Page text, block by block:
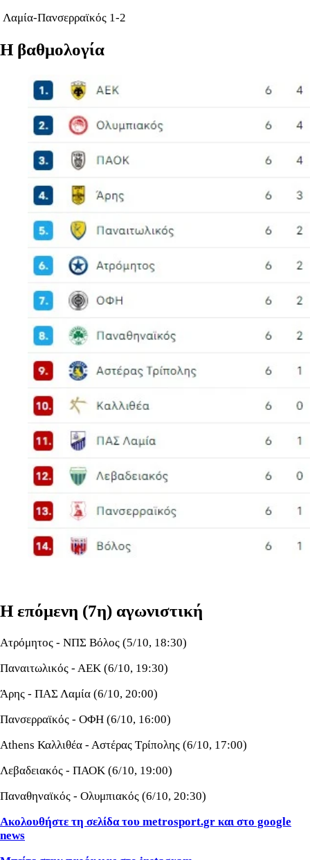
Λαμία-Πανσερραϊκός 1-2
Η βαθμολογία
Η επόμενη (7η) αγωνιστική
Ατρόμητος - ΝΠΣ Βόλος (5/10, 18:30)
Παναιτωλικός - ΑΕΚ (6/10, 19:30)
Άρης - ΠΑΣ Λαμία (6/10, 20:00)
Πανσερραϊκός - ΟΦΗ (6/10, 16:00)
Athens Καλλιθέα - Αστέρας Τρίπολης (6/10, 17:00)
Λεβαδειακός - ΠΑΟΚ (6/10, 19:00)
Παναθηναϊκός - Ολυμπιακός (6/10, 20:30)
Ακολουθήστε τη σελίδα του metrosport.gr και στο google
news